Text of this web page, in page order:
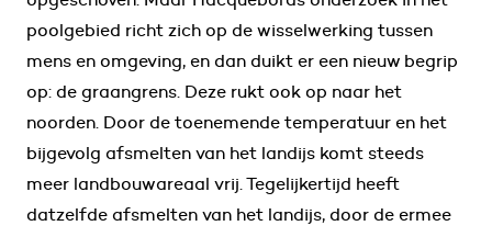
poolgebied richt zich op de wisselwerking tussen
mens en omgeving, en dan duikt er een nieuw begrip
op: de graangrens. Deze rukt ook op naar het
noorden. Door de toenemende temperatuur en het
bijgevolg afsmelten van het landijs komt steeds
meer landbouwareaal vrij. Tegelijkertijd heeft
datzelfde afsmelten van het landijs, door de ermee